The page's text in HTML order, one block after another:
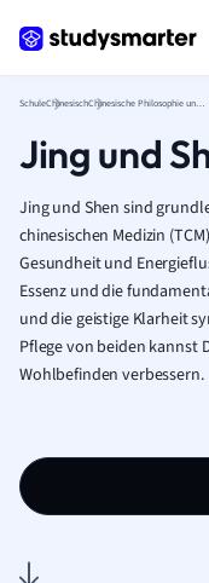
SchuleChinesisch Chinesische Philosophie und Religion
Jing und
Jing und Shen sind
chinesischen Medizin
Gesundheit und
Essenz und die
und die geistige Klarheit
Pflege von beiden kannst
Wohlbefinden verbessern.